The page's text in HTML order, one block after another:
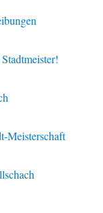
Meisterschaft